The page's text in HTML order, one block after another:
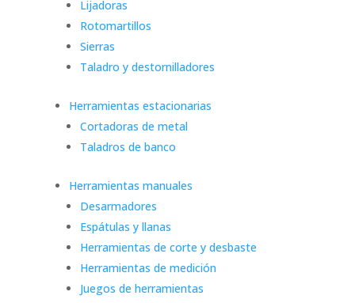
Lijadoras
Rotomartillos
Sierras
Taladro y destornilladores
Herramientas estacionarias
Cortadoras de metal
Taladros de banco
Herramientas manuales
Desarmadores
Espátulas y llanas
Herramientas de corte y desbaste
Herramientas de medición
Juegos de herramientas